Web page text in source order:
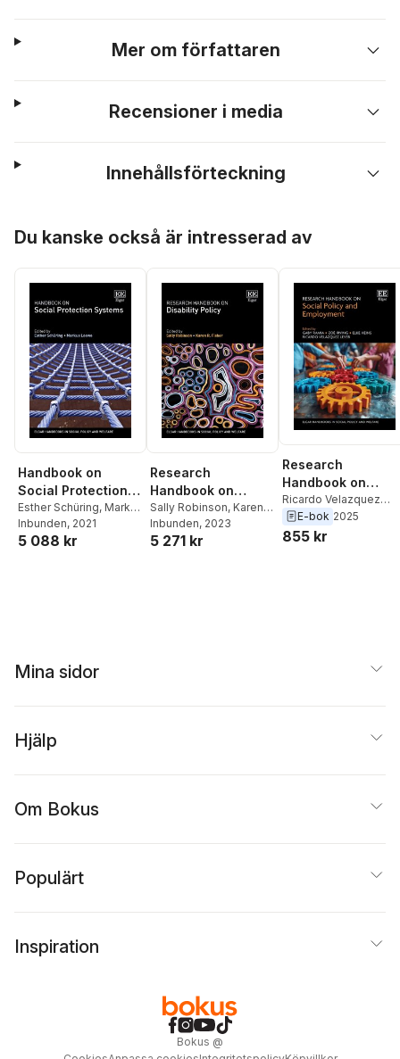
Mer om författaren
Recensioner i media
Innehållsförteckning
Du kanske också är intresserad av
Handbook on
Social Protection
Systems
Esther Schüring, Markus
Loewe
Inbunden, 2021
5 088 kr
Research
Handbook on
Disability Policy
Sally Robinson, Karen
R. Fisher
Inbunden, 2023
5 271 kr
Research
Handbook on
Social Policy and
Employment
Ricardo Velazquez
Leyer,Elke Heins
Irving ,Gaby Ramia
E-bok 2025
855 kr
Mina sidor
Hjälp
Om Bokus
Populärt
Inspiration
Bokus @